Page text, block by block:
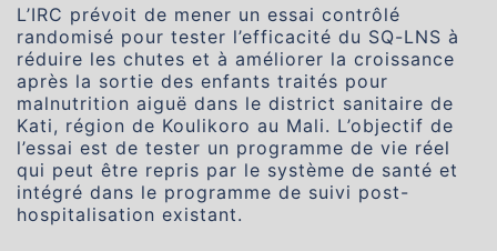
L’IRC prévoit de mener un essai contrôlé
randomisé pour tester l’efficacité du SQ-LNS à
réduire les chutes et à améliorer la croissance
après la sortie des enfants traités pour
malnutrition aiguë dans le district sanitaire de
Kati, région de Koulikoro au Mali. L’objectif de
l’essai est de tester un programme de vie réel
qui peut être repris par le système de santé et
intégré dans le programme de suivi post-
hospitalisation existant.